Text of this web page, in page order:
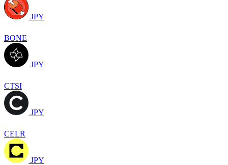
JPY
BONE
JPY
CTSI
JPY
CELR
JPY